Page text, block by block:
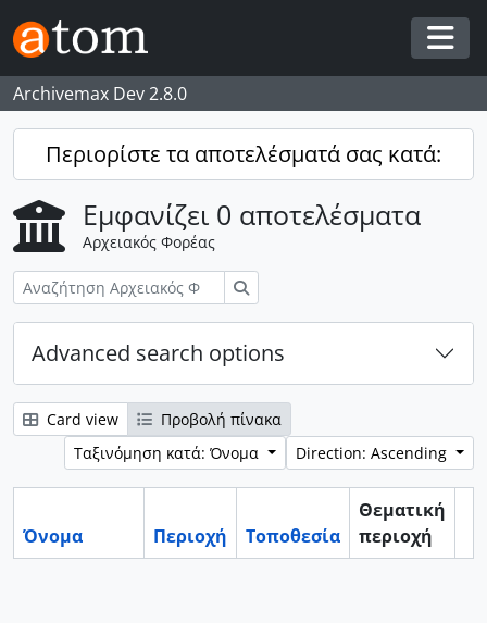
Skip to main content
Archivemax Dev 2.8.0
Περιορίστε τα αποτελέσματά σας κατά:
Εμφανίζει 0 αποτελέσματα
Αρχειακός Φορέας
Advanced search options
Card view
Προβολή πίνακα
Ταξινόμηση κατά: Όνομα
Direction: Ascending
Όνομα Περιοχή Τοποθεσία
Θεματική
περιοχή